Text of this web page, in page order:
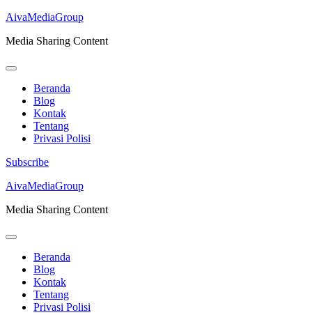
AivaMediaGroup
Media Sharing Content
Beranda
Blog
Kontak
Tentang
Privasi Polisi
Subscribe
Lompat
konten
Enter)
AivaMediaGroup
Media Sharing Content
Beranda
Blog
Kontak
Tentang
Privasi Polisi